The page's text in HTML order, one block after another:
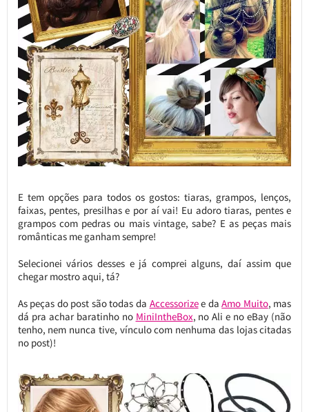
E tem opções para todos os gostos: tiaras, grampos, lenços,
faixas, pentes, presilhas e por aí vai! Eu adoro tiaras, pentes e
grampos com pedras ou mais vintage, sabe? E as peças mais
românticas me ganham sempre!
Selecionei vários desses e já comprei alguns, daí assim que
chegar mostro aqui, tá?
As peças do post são todas da Accessorizee daAmo Muito, mas
dá pra achar baratinho no MiniIntheBox, no Ali e no eBay (não
tenho, nem nunca tive, vínculo com nenhuma das lojas citadas
no post)!